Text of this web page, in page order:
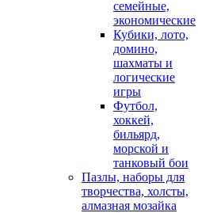
семейные,
экономические
Кубики, лото,
домино,
шахматы и
логические
игры
Футбол,
хоккей,
бильярд,
морской и
танковый бои
Пазлы, наборы для
творчества, холсты,
алмазная мозайка